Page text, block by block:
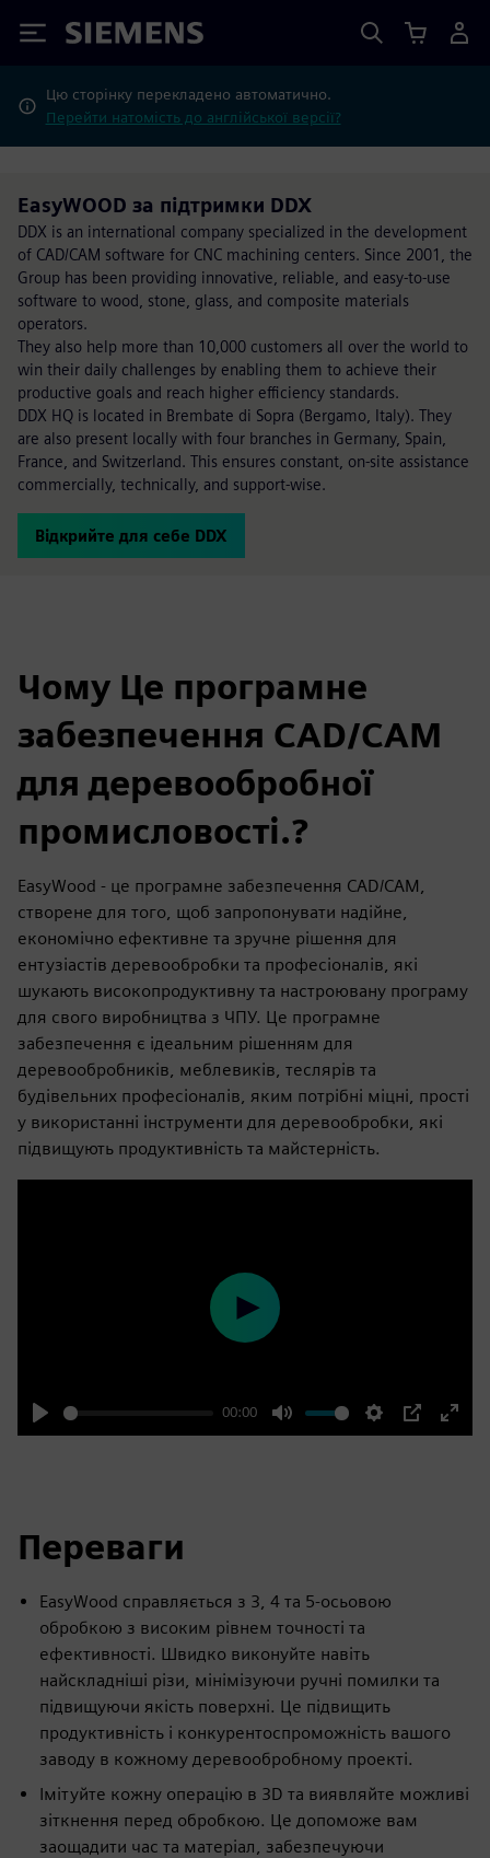
Siemens
Цю сторінку перекладено автоматично.
Перейти натомість до англійської версії?
EasyWOOD за підтримки DDX
DDX is an international company specialized in the development
of CAD/CAM software for CNC machining centers. Since 2001, the
Group has been providing innovative, reliable, and easy-to-use
software to wood, stone, glass, and composite materials
operators.
They also help more than 10,000 customers all over the world to
win their daily challenges by enabling them to achieve their
productive goals and reach higher efficiency standards.
DDX HQ is located in Brembate di Sopra (Bergamo, Italy). They
are also present locally with four branches in Germany, Spain,
France, and Switzerland. This ensures constant, on-site assistance
commercially, technically, and support-wise.
Відкрийте для себе DDX
Чому Це програмне
забезпечення CAD/CAM
для деревообробної
промисловості.?
EasyWood - це програмне забезпечення CAD/CAM,
створене для того, щоб запропонувати надійне,
економічно ефективне та зручне рішення для
ентузіастів деревообробки та професіоналів, які
шукають високопродуктивну та настроювану програму
для свого виробництва з ЧПУ. Це програмне
забезпечення є ідеальним рішенням для
деревообробників, меблевиків, теслярів та
будівельних професіоналів, яким потрібні міцні, прості
у використанні інструменти для деревообробки, які
підвищують продуктивність та майстерність.
Play
00:00
Mute Settings
PIP
Enter
Play
Переваги
EasyWood справляється з 3, 4 та 5-осьовою
обробкою з високим рівнем точності та
ефективності. Швидко виконуйте навіть
найскладніші різи, мінімізуючи ручні помилки та
підвищуючи якість поверхні. Це підвищить
продуктивність і конкурентоспроможність вашого
заводу в кожному деревообробному проекті.
Імітуйте кожну операцію в 3D та виявляйте можливі
зіткнення перед обробкою. Це допоможе вам
заощадити час та матеріал, забезпечуючи